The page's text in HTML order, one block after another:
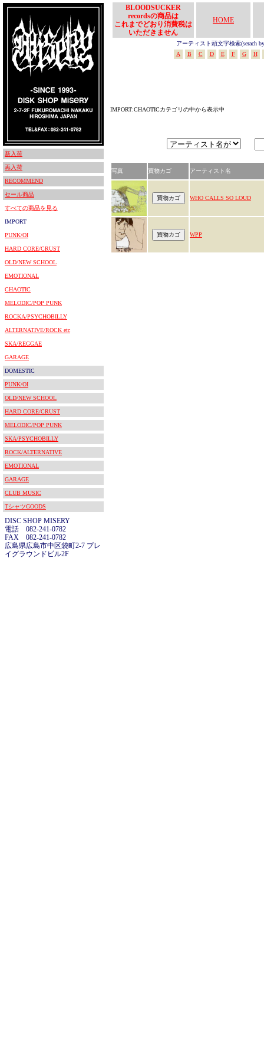
新入荷
再入荷
RECOMMEND
セール商品
すべての商品を見る
IMPORT
PUNK/OI
HARD CORE/CRUST
OLD/NEW SCHOOL
EMOTIONAL
CHAOTIC
MELODIC/POP PUNK
ROCKA/PSYCHOBILLY
ALTERNATIVE/ROCK etc
SKA/REGGAE
GARAGE
DOMESTIC
PUNK/OI
OLD/NEW SCHOOL
HARD CORE/CRUST
MELODIC/POP PUNK
SKA/PSYCHOBILLY
ROCK/ALTERNATIVE
EMOTIONAL
GARAGE
CLUB MUSIC
TシャツGOODS
DISC SHOP MISERY
電話 082-241-0782
FAX 082-241-0782
広島県広島市中区袋町2-7 プレ
イグラウンドビル2F
BLOODSUCKER
recordsの商品は
これまでどおり消費税は
いただきません
HOME
アーティスト頭文字検索(serach
A
B C D E F G H
IMPORT:CHAOTICカテゴリの中から表示中
写真 買物カゴ アーティスト名
WHO CALLS SO LOUD
WPP